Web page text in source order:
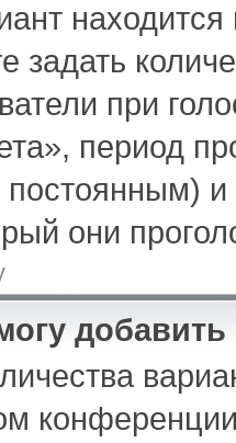
находится
задать
при
период
постоянным)
они